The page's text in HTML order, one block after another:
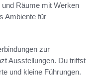
Räume mit Werken
Ambiente für
zur
Ausstellungen. Du triffst
und kleine Führungen.